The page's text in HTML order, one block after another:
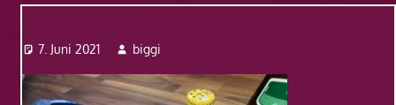
7. Juni 2021 biggi